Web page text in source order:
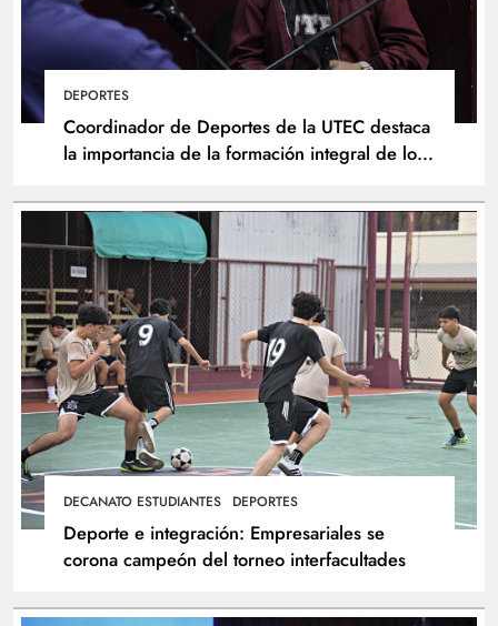
DEPORTES
Coordinador de Deportes de la UTEC destaca
la importancia de la formación integral de los
DECANATO ESTUDIANTES DEPORTES
Deporte e integración: Empresariales se
corona campeón del torneo interfacultades